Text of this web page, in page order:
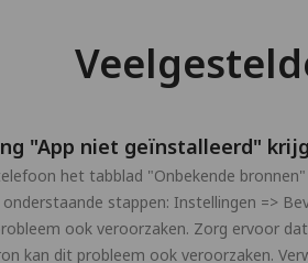
"App niet geïnstalleerd"
het tabblad "Onbekende
stappen: Instellingen =>
ook veroorzaken. Zorg ervoor
kan dit probleem ook veroorzaken.